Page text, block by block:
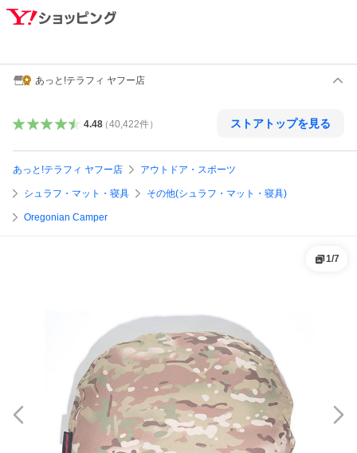
あっと!テラフィ ヤフー店
4.48（40,422件） ストアトップを見る
あっと!テラフィ ヤフー店 アウトドア・スポーツ
シュラフ・マット・寝具 その他(シュラフ・マット・寝具)
Oregonian Camper
1/7